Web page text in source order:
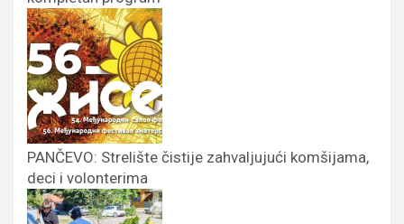
PANČEVO: Strelište čistije zahvaljujući komšijama,
deci i volonterima